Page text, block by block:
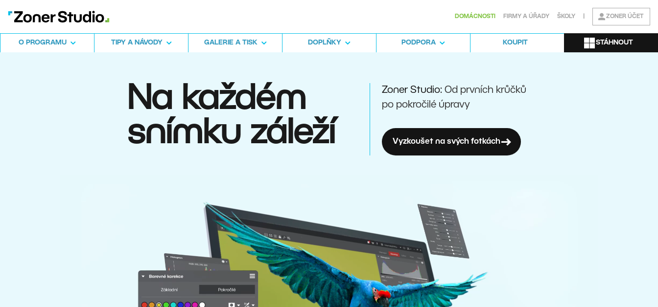
DOMÁCNOSTI FIRMY A ÚŘADY ŠKOLY ZONER ÚČET
O PROGRAMU TIPY A NÁVODY GALERIE A TISK DOPLŇKY PODPORA KOUPIT STÁHNOUT
Na každém
snímku záleží
Zoner Studio: Od prvních krůčků
po pokročilé úpravy
Vyzkoušet na svých fotkách